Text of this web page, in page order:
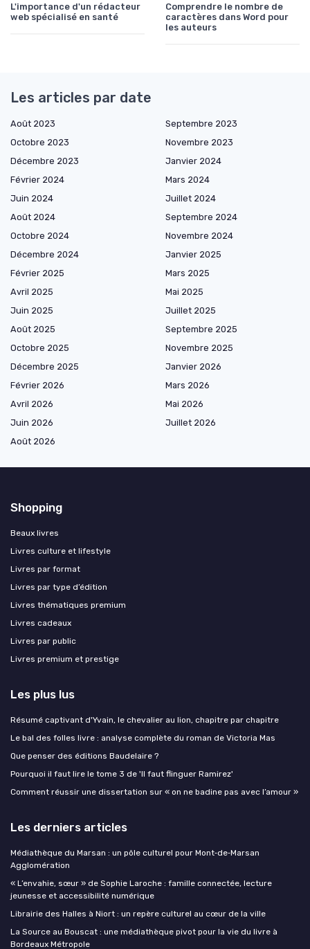
L'importance d'un rédacteur
web spécialisé en santé
Comprendre le nombre de
caractères dans Word pour
les auteurs
Les articles par date
Août 2023
Septembre 2023
Octobre 2023
Novembre 2023
Décembre 2023
Janvier 2024
Février 2024
Mars 2024
Juin 2024
Juillet 2024
Août 2024
Septembre 2024
Octobre 2024
Novembre 2024
Décembre 2024
Janvier 2025
Février 2025
Mars 2025
Avril 2025
Mai 2025
Juin 2025
Juillet 2025
Août 2025
Septembre 2025
Octobre 2025
Novembre 2025
Décembre 2025
Janvier 2026
Février 2026
Mars 2026
Avril 2026
Mai 2026
Juin 2026
Juillet 2026
Août 2026
Shopping
Beaux livres
Livres culture et lifestyle
Livres par format
Livres par type d’édition
Livres thématiques premium
Livres cadeaux
Livres par public
Livres premium et prestige
Les plus lus
Résumé captivant d'Yvain, le chevalier au lion, chapitre par chapitre
Le bal des folles livre : analyse complète du roman de Victoria Mas
Que penser des éditions Baudelaire ?
Pourquoi il faut lire le tome 3 de 'Il faut flinguer Ramirez'
Comment réussir une dissertation sur « on ne badine pas avec l’amour »
Les derniers articles
Médiathèque du Marsan : un pôle culturel pour Mont‑de‑Marsan
Agglomération
« L’envahie, sœur » de Sophie Laroche : famille connectée, lecture
jeunesse et accessibilité numérique
Librairie des Halles à Niort : un repère culturel au cœur de la ville
La Source au Bouscat : une médiathèque pivot pour la vie du livre à
Bordeaux Métropole